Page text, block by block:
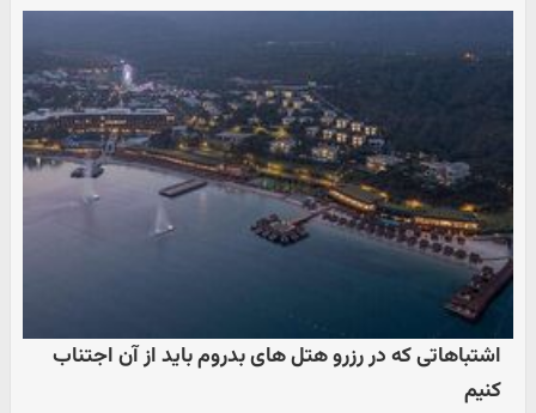
اشتباهاتی که در رزرو هتل های بدروم باید از آن اجتناب
کنیم